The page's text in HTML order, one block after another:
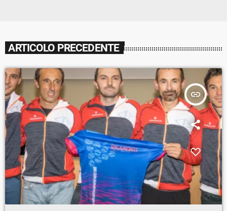
ARTICOLO PRECEDENTE
insert_link